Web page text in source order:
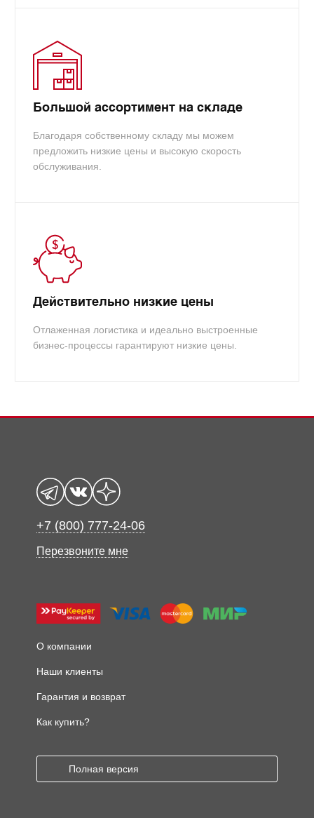
Большой ассортимент на складе
Благодаря собственному складу мы можем
предложить низкие цены и высокую скорость
обслуживания.
Действительно низкие цены
Отлаженная логистика и идеально выстроенные
бизнес-процессы гарантируют низкие цены.
+7 (800) 777-24-06
Перезвоните мне
О компании
Наши клиенты
Гарантия и возврат
Как купить?
Полная версия